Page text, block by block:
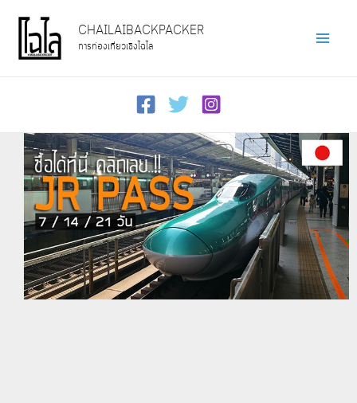
content
CHAILAIBACKPACKER
การท่องเที่ยวเชิงไฉไล